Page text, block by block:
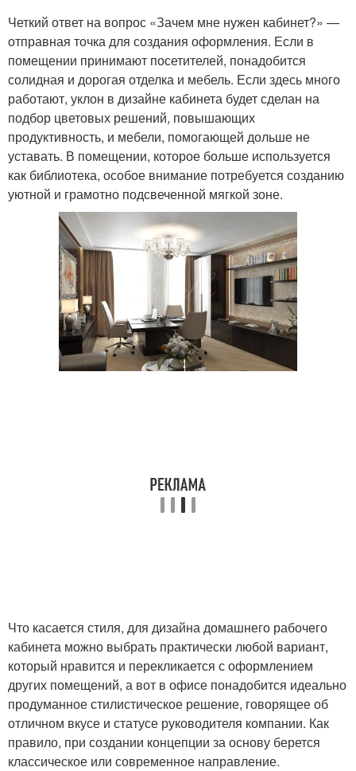
Четкий ответ на вопрос «Зачем мне нужен кабинет?» —
отправная точка для создания оформления. Если в
помещении принимают посетителей, понадобится
солидная и дорогая отделка и мебель. Если здесь много
работают, уклон в дизайне кабинета будет сделан на
подбор цветовых решений, повышающих
продуктивность, и мебели, помогающей дольше не
уставать. В помещении, которое больше используется
как библиотека, особое внимание потребуется созданию
уютной и грамотно подсвеченной мягкой зоне.
Что касается стиля, для дизайна домашнего рабочего
кабинета можно выбрать практически любой вариант,
который нравится и перекликается с оформлением
других помещений, а вот в офисе понадобится идеально
продуманное стилистическое решение, говорящее об
отличном вкусе и статусе руководителя компании. Как
правило, при создании концепции за основу берется
классическое или современное направление.